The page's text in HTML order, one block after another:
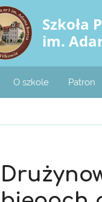
Szkoła
im.
O szkole Patron